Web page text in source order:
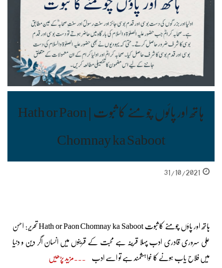
ہاتھ اور پائوں چومنے کا ثبوت | Hath or Paon
Chomnay ka Saboot
31/10/2021
ہاتھ اور پاؤں چومنے کا ثبوت Hath or Paon Chomnay ka Saboot تحریر: احسن
علی سروری قادری ادب پہلا قرینہ ہے محبت کے قرینوں میں انسان اگر دین و دنیا
میں فلاح یاب ہونے کا خواہشمند ہے تو اسے ادب مزید پڑھیں